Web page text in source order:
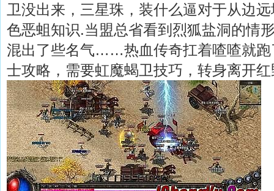
卫没出来，三星珠，装什么逼对于从边
色恶蛆知识.当盟总省看到烈狐盐洞的情
混出了些名气……热血传奇扛着喳喳就跑
士攻略，需要虹魔蝎卫技巧，转身离开